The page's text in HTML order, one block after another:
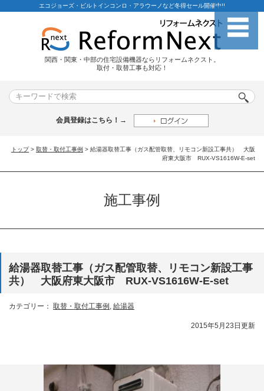
エコジョーズ・ビルトインコンロ・アラウーノなど冬得セール開催中!!
関西・関東・中部の住宅設備機器ならリフォームネクスト。
取付・取替工事も対応！
会員登録はこちら！→
トップ > 取替・取付工事例 > 給湯器取替工事（ガス配管取替、リモコン新設工事共） 大阪
府東大阪市 RUX-VS1616W-E-set
施工事例
給湯器取替工事（ガス配管取替、リモコン新設工事
共） 大阪府東大阪市 RUX-VS1616W-E-set
カテゴリー： 取替・取付工事例 , 給湯器
2015年5月23日更新